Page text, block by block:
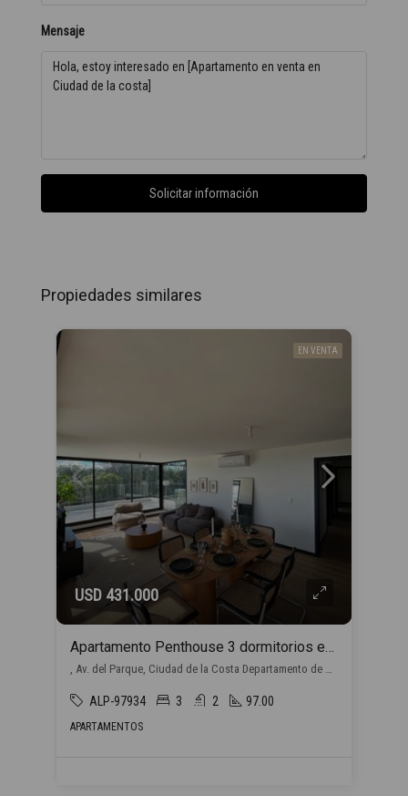
Mensaje
Solicitar información
Propiedades similares
EN VENTA
USD 431.000
Apartamento Penthouse 3 dormitorios en venta en Barra de Carrasco
, Av. del Parque, Ciudad de la Costa Departamento de Canelones, Uruguay, Barra de Carrasco, Ciudad de la Costa
ALP-97934 3 2 97.00
APARTAMENTOS